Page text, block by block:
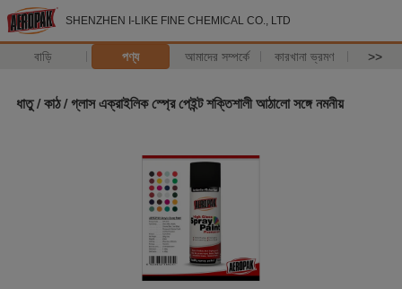
SHENZHEN I-LIKE FINE CHEMICAL CO., LTD
বাড়ি পণ্য আমাদের সম্পর্কে কারখানা ভ্রমণ >>
ধাতু / কাঠ / গ্লাস এক্রাইলিক স্প্রে পেইন্ট শক্তিশালী আঠালো সঙ্গে নমনীয়